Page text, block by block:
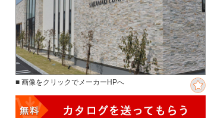
■ 画像をクリックでメーカーHPへ